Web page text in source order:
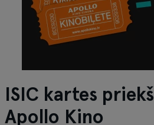
ISIC kartes
Apollo Kino